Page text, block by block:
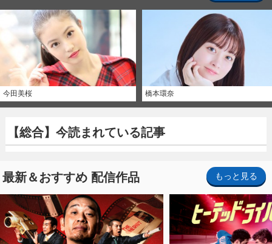
今田美桜 橋本環奈
【総合】今読まれている記事
最新＆おすすめ 配信作品 もっと見る